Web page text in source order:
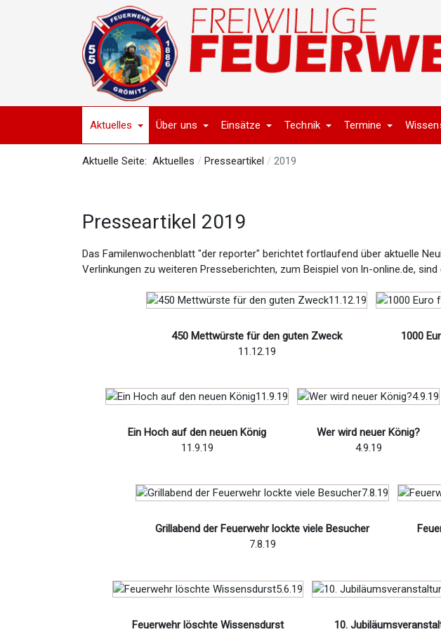
Aktuelles Über uns Einsätze Technik Termine
Aktuelle Seite: Aktuelles Presseartikel 2019
Presseartikel 2019
Das Familenwochenblatt "der reporter" berichtet fortlaufend über aktuelle
Verlinkungen zu weiteren Presseberichten, zum Beispiel von ln-online.de,
450 Mettwürste für den guten Zweck
11.12.19
1000
Ein Hoch auf den neuen König
11.9.19
Wer wird neuer König?
4.9.19
Grillabend der Feuerwehr lockte viele Besucher
7.8.19
Feuerwehr löschte Wissensdurst
10.